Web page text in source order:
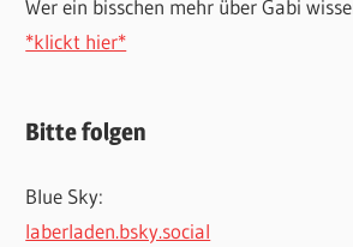
Wer ein bisschen mehr über Gabi
*klickt hier*
Bitte folgen
Blue Sky:
laberladen.bsky.social